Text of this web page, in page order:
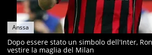
Anssa
Dopo essere stato un simbolo dell'Inter,
vestire la maglia del Milan